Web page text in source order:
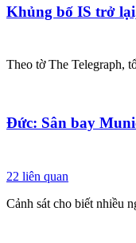
Khủng bố IS trở
Theo tờ The Telegraph,
Đức: Sân bay
22 liên quan
Cảnh sát cho biết nhiều